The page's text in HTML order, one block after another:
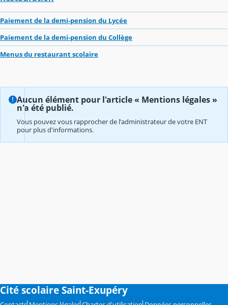
Paiement de la demi-pension du Lycée
Paiement de la demi-pension du Collège
Menus du restaurant scolaire
Aucun élément pour l'article « Mentions légales »
n'a été publié.
Vous pouvez vous rapprocher de l'administrateur de votre ENT
pour plus d'informations.
Cité scolaire Saint-Exupéry